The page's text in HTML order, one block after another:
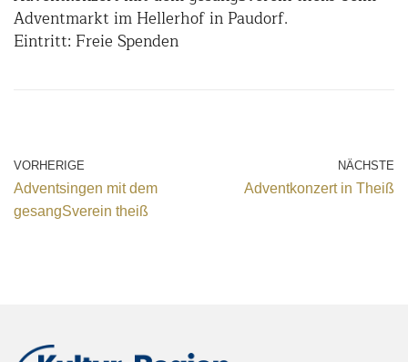
Adventmarkt im Hellerhof in Paudorf.
Eintritt: Freie Spenden
VORHERIGE
Adventsingen mit dem
gesangSverein theiß
NÄCHSTE
Adventkonzert in Theiß